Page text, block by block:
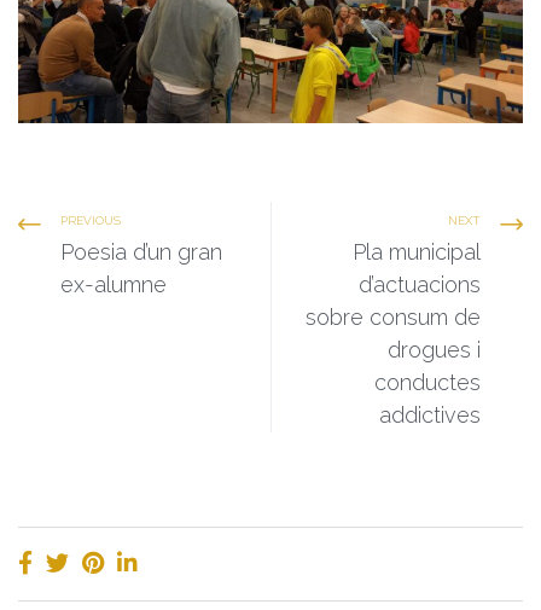
PREVIOUS
Poesia d’un gran
ex-alumne
NEXT
Pla municipal
d’actuacions
sobre consum de
drogues i
conductes
addictives